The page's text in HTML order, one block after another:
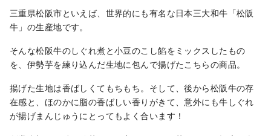
三重県松阪市といえば、世界的にも有名な日本三大和牛「松阪
牛」の生産地です。
そんな松阪牛のしぐれ煮と小豆のこし餡をミックスしたもの
を、伊勢芋を練り込んだ生地に包んで揚げたこちらの商品。
揚げた生地は香ばしくてもちもち。そして、後から松阪牛の存
在感と、ほのかに脂の香ばしい香りがきて、意外にも牛しぐれ
が揚げまんじゅうにとってもよく合います！